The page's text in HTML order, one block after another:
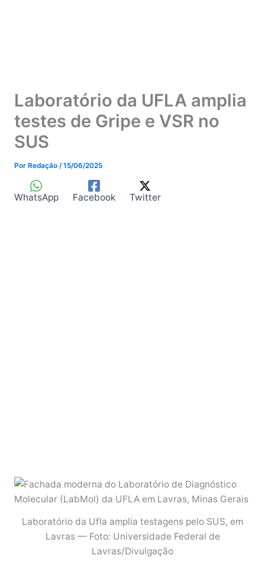
Laboratório da UFLA amplia
testes de Gripe e VSR no
SUS
Por Redação /15/06/2025
WhatsApp Facebook Twitter
Laboratório da Ufla amplia testagens pelo SUS, em
Lavras — Foto: Universidade Federal de
Lavras/Divulgação